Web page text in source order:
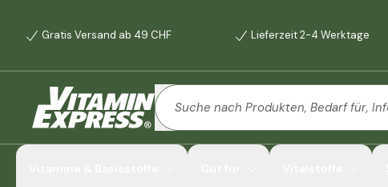
Gratis Versand ab 49 CHF Lieferzeit 2-4 Werktage